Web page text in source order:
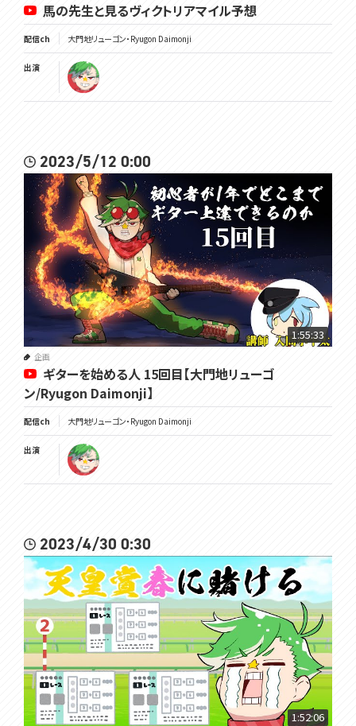
馬の先生と見るヴィクトリアマイル予想
配信ch 大門地リューゴン・Ryugon Daimonji
出演
2023/5/12 0:00
1:55:33
企画
ギターを始める人 15回目【大門地リューゴ
ン/Ryugon Daimonji】
配信ch 大門地リューゴン・Ryugon Daimonji
出演
2023/4/30 0:30
1:52:06